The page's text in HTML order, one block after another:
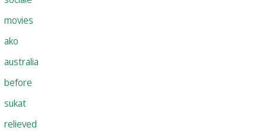
movies
ako
australia
before
sukat
relieved